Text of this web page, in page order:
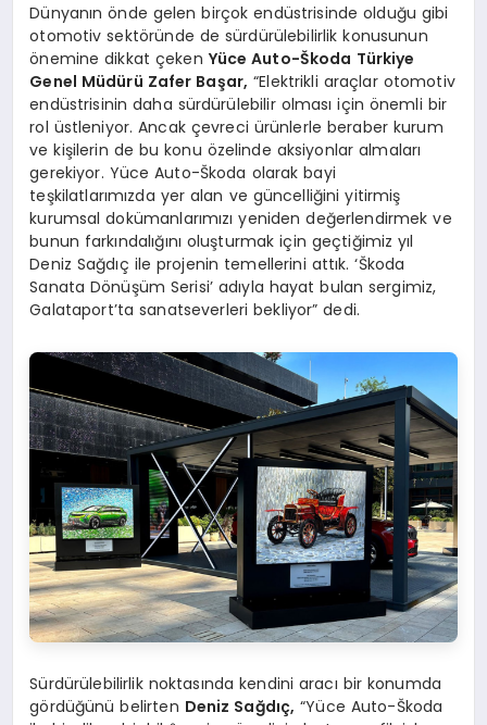
Dünyanın önde gelen birçok endüstrisinde olduğu gibi
otomotiv sektöründe de sürdürülebilirlik konusunun
önemine dikkat çeken Yüce Auto-Škoda Türkiye
Genel Müdürü Zafer Başar, “Elektrikli araçlar otomotiv
endüstrisinin daha sürdürülebilir olması için önemli bir
rol üstleniyor. Ancak çevreci ürünlerle beraber kurum
ve kişilerin de bu konu özelinde aksiyonlar almaları
gerekiyor. Yüce Auto-Škoda olarak bayi
teşkilatlarımızda yer alan ve güncelliğini yitirmiş
kurumsal dokümanlarımızı yeniden değerlendirmek ve
bunun farkındalığını oluşturmak için geçtiğimiz yıl
Deniz Sağdıç ile projenin temellerini attık. ‘Škoda
Sanata Dönüşüm Serisi’ adıyla hayat bulan sergimiz,
Galataport’ta sanatseverleri bekliyor” dedi.
Sürdürülebilirlik noktasında kendini aracı bir konumda
gördüğünü belirten Deniz Sağdıç, “Yüce Auto-Škoda